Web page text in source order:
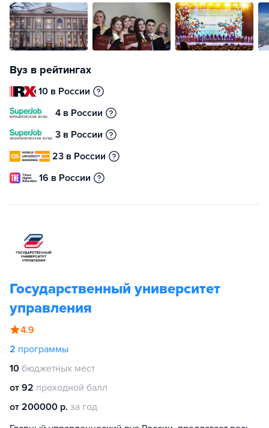
Вуз в рейтингах
10 в России
4 в России
3 в России
23 в России
16 в России
Государственный университет
управления
4.9
2 программы
10 бюджетных мест
от 92 проходной балл
от 200000 р. за год